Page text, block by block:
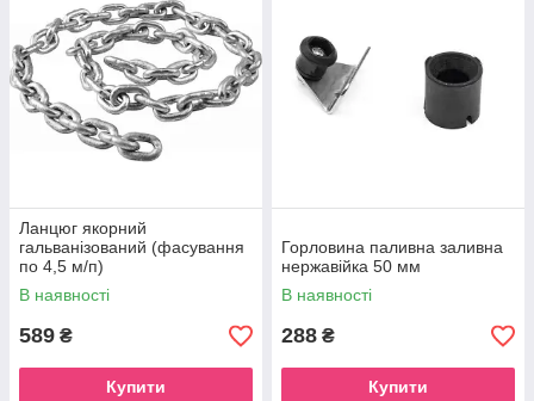
Ланцюг якорний
гальванізований (фасування
по 4,5 м/п)
В наявності
589 ₴
Купити
Горловина паливна заливна
нержавійка 50 мм
В наявності
288 ₴
Купити